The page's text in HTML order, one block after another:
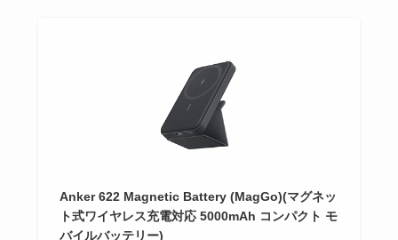
Anker 622 Magnetic Battery (MagGo)(マグネッ
ト式ワイヤレス充電対応 5000mAh コンパクト モ
バイルバッテリー)